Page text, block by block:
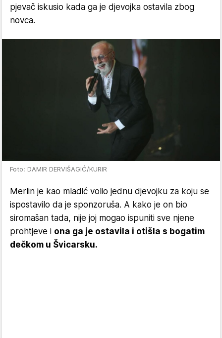
pjevač iskusio kada ga je djevojka ostavila zbog
novca.
Foto: DAMIR DERVIŠAGIĆ/KURIR
Merlin je kao mladić volio jednu djevojku za koju se
ispostavilo da je sponzoruša. A kako je on bio
siromašan tada, nije joj mogao ispuniti sve njene
prohtjeve i ona ga je ostavila i otišla s bogatim
dečkom u Švicarsku.